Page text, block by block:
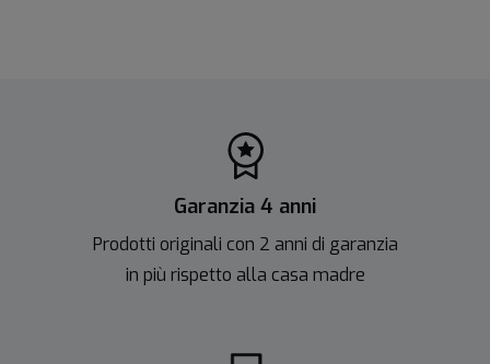
Garanzia 4 anni
Prodotti originali con 2 anni di garanzia
in più rispetto alla casa madre